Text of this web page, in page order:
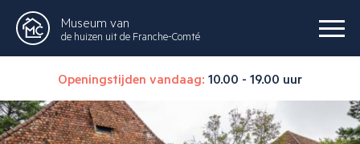
Museum van
de huizen uit de Franche-Comté
Openingstijden vandaag: 10.00 - 19.00 uur